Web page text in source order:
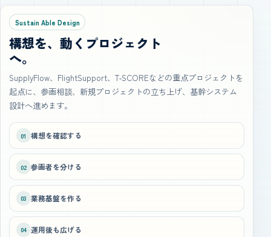
Sustain Able Design
構想を、動くプロジェクト
へ。
SupplyFlow、FlightSupport、T‑SCOREなどの重点プロジェクトを
起点に、参画相談、新規プロジェクトの立ち上げ、基幹システム
設計へ進めます。
01 構想を確認する
02 参画者を分ける
03 業務基盤を作る
04 運用後も広げる